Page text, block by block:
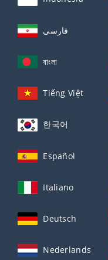
فارسی
বাংলা
Tiếng Việt
한국어
Español
Italiano
Deutsch
Nederlands